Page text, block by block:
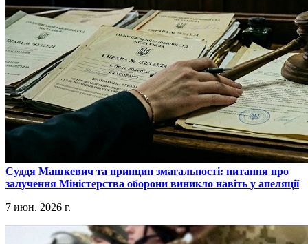
​Суддя Машкевич та принцип змагальності: питання про
залучення Міністерства оборони виникло навіть у апеляції
7 июн. 2026 г.